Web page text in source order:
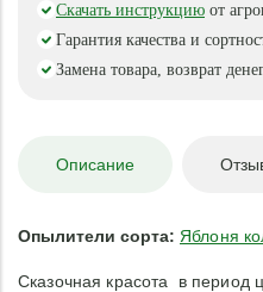
Скачать инструкцию от
Гарантия качества и
Замена товара, возврат
Описание
Опылители сорта: Яблоня
Сказочная красота в период